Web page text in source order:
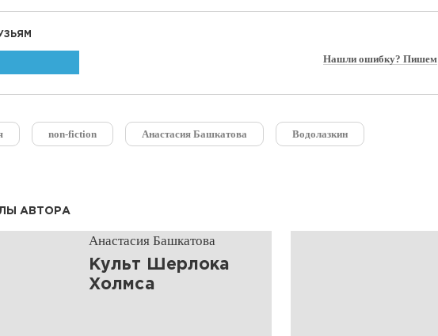
Нашли ошибку? Пишем
non-fiction Анастасия Башкатова Водолазкин
АВТОРА
Анастасия Башкатова
Культ Шерлока
Холмса